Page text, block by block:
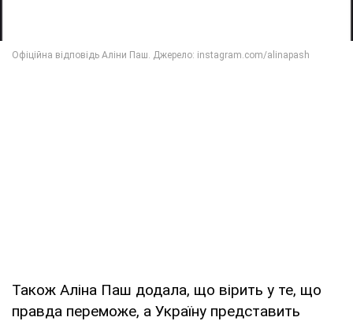
Також Аліна Паш додала, що вірить у те, що
правда переможе, а Україну представить